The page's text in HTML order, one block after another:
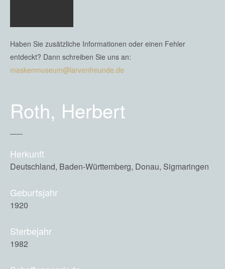
Haben Sie zusätzliche Informationen oder einen Fehler
entdeckt? Dann schreiben Sie uns an:
maskenmuseum@larvenfreunde.de
Roth, Herbert
Herkunft
Deutschland, Baden-Württemberg, Donau, Sigmaringen
Geburtsjahr
1920
Sterbejahr
1982